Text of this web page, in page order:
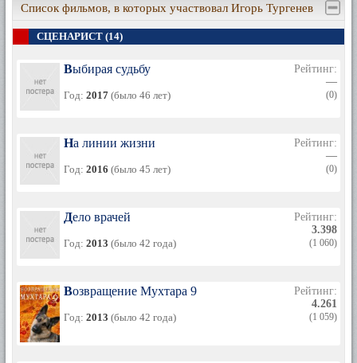
Список фильмов, в которых участвовал Игорь Тургенев
СЦЕНАРИСТ (14)
Выбирая судьбу
Год: 2017 (было 46 лет)
Рейтинг:
—
(0)
На линии жизни
Год: 2016 (было 45 лет)
Рейтинг:
—
(0)
Дело врачей
Год: 2013 (было 42 года)
Рейтинг:
3.398
(1 060)
Возвращение Мухтара 9
Год: 2013 (было 42 года)
Рейтинг:
4.261
(1 059)